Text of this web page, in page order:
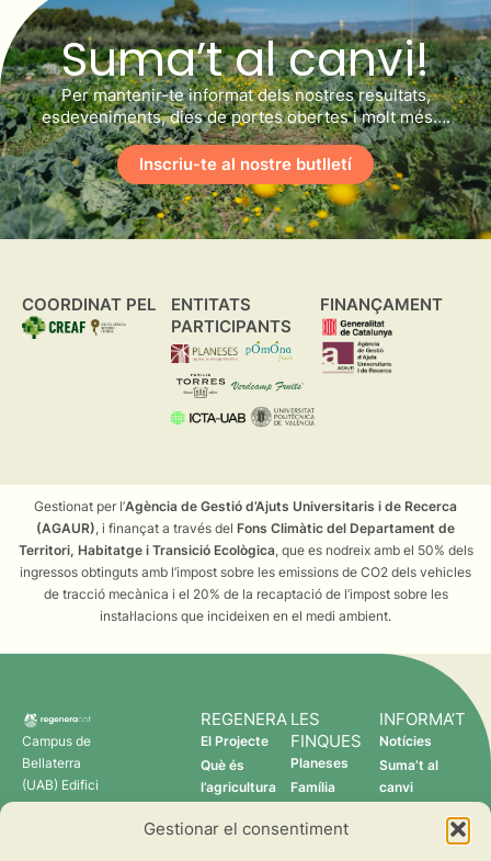
Gestionar el consentiment
Suma’t al canvi!
Per mantenir-te informat dels nostres resultats,
esdeveniments, dies de portes obertes i molt més….
Inscriu-te al nostre butlletí
COORDINAT PEL
ENTITATS
PARTICIPANTS
FINANÇAMENT
Gestionat per l’Agència de Gestió d’Ajuts Universitaris i de Recerca
(AGAUR) , i finançat a través del Fons Climàtic del Departament de
Territori, Habitatge i Transició Ecològica , que es nodreix amb el 50% dels
ingressos obtinguts amb l’impost sobre les emissions de CO2 dels vehicles
de tracció mecànica i el 20% de la recaptació de l’impost sobre les
instal·lacions que incideixen en el medi ambient.
Campus de
Bellaterra
(UAB) Edifici
C 08193
REGENERA
El Projecte
Què és
l’agricultura
Qui som
LES
FINQUES
Planeses
Família
Verdcamp
INFORMA’T
Notícies
Suma’t al
canvi